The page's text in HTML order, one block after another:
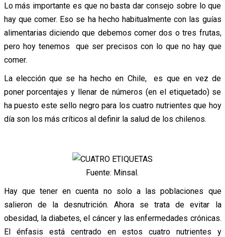
Lo más importante es que no basta dar consejo sobre lo que
hay que comer. Eso se ha hecho habitualmente con las guías
alimentarias diciendo que debemos comer dos o tres frutas,
pero hoy tenemos que ser precisos con lo que no hay que
comer.
La elección que se ha hecho en Chile, es que en vez de
poner porcentajes y llenar de números (en el etiquetado) se
ha puesto este sello negro para los cuatro nutrientes que hoy
día son los más críticos al definir la salud de los chilenos.
Fuente: Minsal.
Hay que tener en cuenta no solo a las poblaciones que
salieron de la desnutrición. Ahora se trata de evitar la
obesidad, la diabetes, el cáncer y las enfermedades crónicas.
El énfasis está centrado en estos cuatro nutrientes y